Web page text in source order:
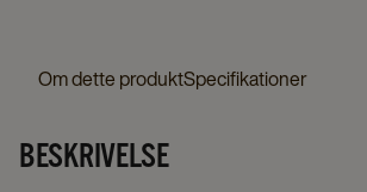
page
Om dette produktSpecifikationer
BESKRIVELSE